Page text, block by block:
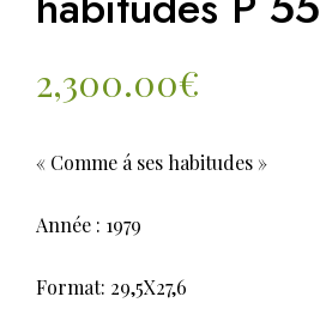
2,300.00€
« Comme á ses habitudes »
Année : 1979
Format: 29,5X27,6